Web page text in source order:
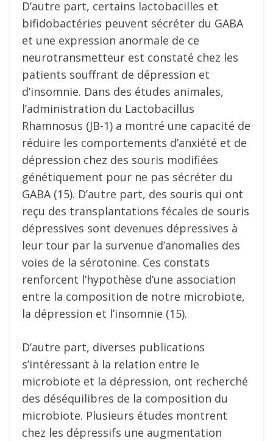
D’autre part, certains lactobacilles et
bifidobactéries peuvent sécréter du GABA
et une expression anormale de ce
neurotransmetteur est constaté chez les
patients souffrant de dépression et
d’insomnie. Dans des études animales,
l’administration du Lactobacillus
Rhamnosus (JB-1) a montré une capacité de
réduire les comportements d’anxiété et de
dépression chez des souris modifiées
génétiquement pour ne pas sécréter du
GABA (15). D’autre part, des souris qui ont
reçu des transplantations fécales de souris
dépressives sont devenues dépressives à
leur tour par la survenue d’anomalies des
voies de la sérotonine. Ces constats
renforcent l’hypothèse d’une association
entre la composition de notre microbiote,
la dépression et l’insomnie (15).
D’autre part, diverses publications
s’intéressant à la relation entre le
microbiote et la dépression, ont recherché
des déséquilibres de la composition du
microbiote. Plusieurs études montrent
chez les dépressifs une augmentation